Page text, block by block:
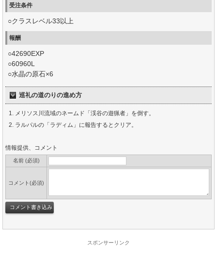
受注条件
○クラスレベル33以上
報酬
○42690EXP
○60960L
○水晶の原石×6
巡礼の道のりの進め方
メリソス川流域のネームド「渓谷の遊猟者」を倒す。
ラルパルの「ラディム」に報告するとクリア。
情報提供、コメント
名前 (必須)
コメント(必須)
スポンサーリンク